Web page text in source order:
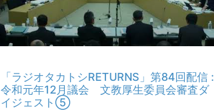
「ラジオタカトシRETURNS」第84回配信 :
令和元年12月議会 文教厚生委員会審査ダ
イジェスト⑤